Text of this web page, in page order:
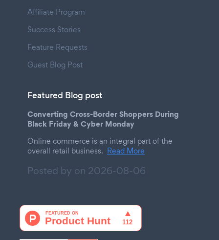
Affiliate Program
Success Stories
Feature Requests
Guest Blog Post
Featured Blog post
Converting Cross-Border Shoppers During
Black Friday & Cyber Monday
Online commerce is an integral part of the
overall retail business. Read More
Posted by on 2026-08-06